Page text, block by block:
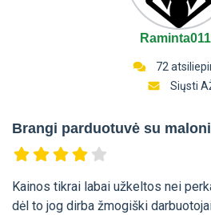
72
Siųsti
Brangi parduotuvė su
Kainos tikrai labai užkeltos nei
dėl to jog dirba žmogiški